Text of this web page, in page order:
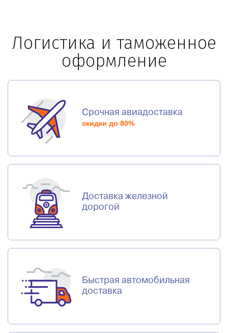
Логистика и таможенное
оформление
Срочная авиадоставка
скидки до 80%
Доставка железной
дорогой
Быстрая автомобильная
доставка